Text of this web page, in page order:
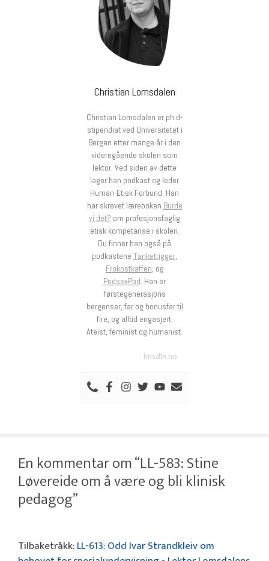
Christian Lomsdalen
Christian Lomsdalen er ph.d-
stipendiat ved Universitetet i
Bergen etter mange år i den
videregående skolen som
lektor. Ved siden av dette
lager han podkast og leder
Human-Etisk Forbund. Han
har skrevet læreboken Burde
vi det? om profesjonsfaglig
etisk kompetanse i skolen.
Du finner han også på
podkastene Tanketrigger,
Frokostkaffen, og
PedsexPod. Han er
førstegenerasjons
bergenser, far og bonusfar til
fire, og alltid engasjert.
Ateist, feminist og humanist.
lmsdln.no
En kommentar om “LL-583: Stine
Løvereide om å være og bli klinisk
pedagog”
Tilbaketråkk:LL-613: Odd Ivar Strandkleiv om